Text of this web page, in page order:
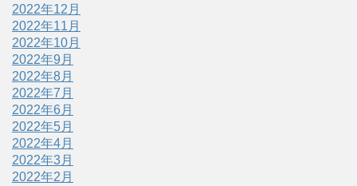
2022年12月
2022年11月
2022年10月
2022年9月
2022年8月
2022年7月
2022年6月
2022年5月
2022年4月
2022年3月
2022年2月